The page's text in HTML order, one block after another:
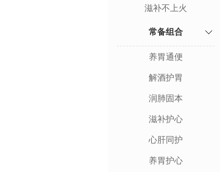
滋补不上火
常备组合
养胃通便
解酒护胃
润肺固本
滋补护心
心肝同护
养胃护心